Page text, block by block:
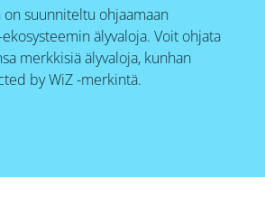
on suunniteltu ohjaamaan
älyvaloja. Voit ohjata
merkkisiä älyvaloja, kunhan
by WiZ -merkintä.